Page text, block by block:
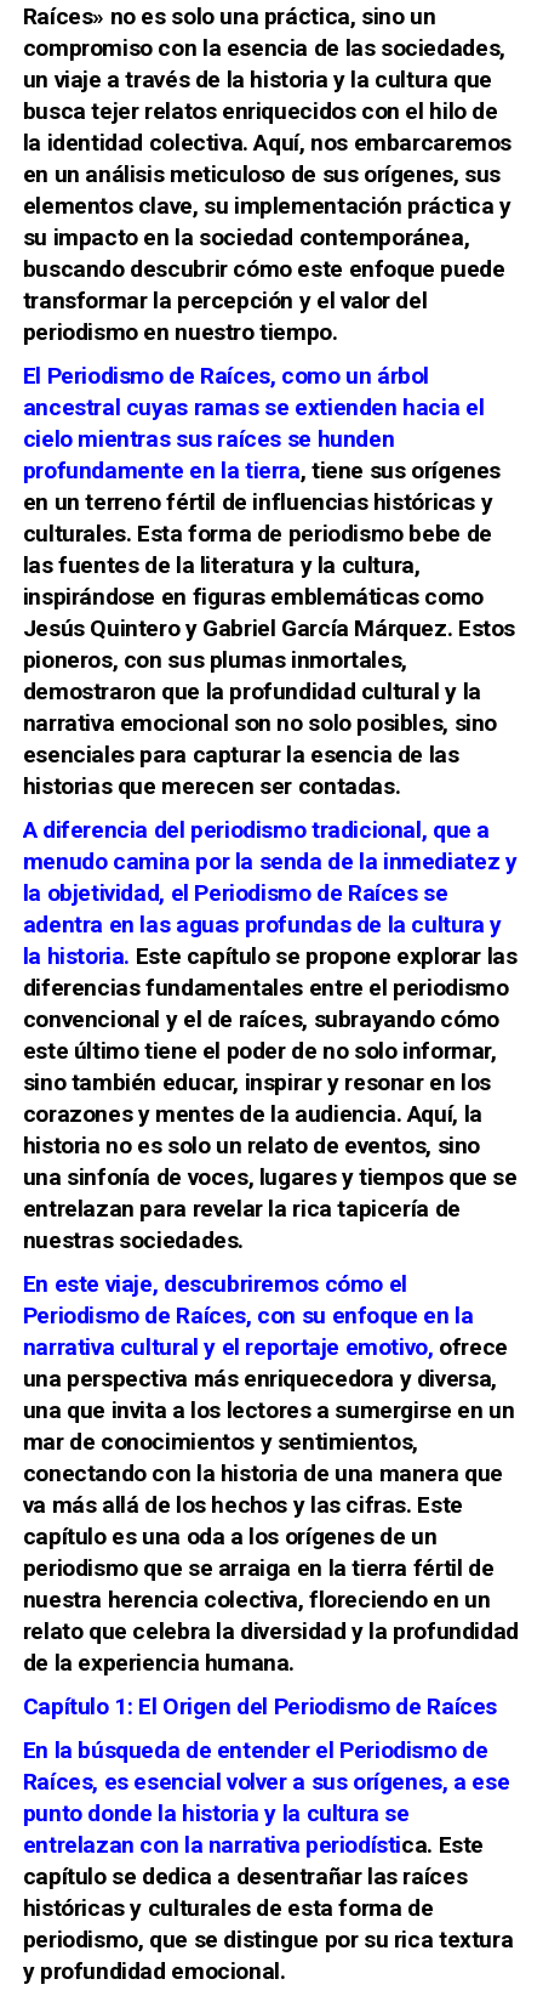
Raíces» no es solo una práctica, sino un
compromiso con la esencia de las sociedades,
un viaje a través de la historia y la cultura que
busca tejer relatos enriquecidos con el hilo de
la identidad colectiva. Aquí, nos embarcaremos
en un análisis meticuloso de sus orígenes, sus
elementos clave, su implementación práctica y
su impacto en la sociedad contemporánea,
buscando descubrir cómo este enfoque puede
transformar la percepción y el valor del
periodismo en nuestro tiempo.
El Periodismo de Raíces, como un árbol
ancestral cuyas ramas se extienden hacia el
cielo mientras sus raíces se hunden
profundamente en la tierra, tiene sus orígenes
en un terreno fértil de influencias históricas y
culturales. Esta forma de periodismo bebe de
las fuentes de la literatura y la cultura,
inspirándose en figuras emblemáticas como
Jesús Quintero y Gabriel García Márquez. Estos
pioneros, con sus plumas inmortales,
demostraron que la profundidad cultural y la
narrativa emocional son no solo posibles, sino
esenciales para capturar la esencia de las
historias que merecen ser contadas.
A diferencia del periodismo tradicional, que a
menudo camina por la senda de la inmediatez y
la objetividad, el Periodismo de Raíces se
adentra en las aguas profundas de la cultura y
la historia. Este capítulo se propone explorar las
diferencias fundamentales entre el periodismo
convencional y el de raíces, subrayando cómo
este último tiene el poder de no solo informar,
sino también educar, inspirar y resonar en los
corazones y mentes de la audiencia. Aquí, la
historia no es solo un relato de eventos, sino
una sinfonía de voces, lugares y tiempos que se
entrelazan para revelar la rica tapicería de
nuestras sociedades.
En este viaje, descubriremos cómo el
Periodismo de Raíces, con su enfoque en la
narrativa cultural y el reportaje emotivo, ofrece
una perspectiva más enriquecedora y diversa,
una que invita a los lectores a sumergirse en un
mar de conocimientos y sentimientos,
conectando con la historia de una manera que
va más allá de los hechos y las cifras. Este
capítulo es una oda a los orígenes de un
periodismo que se arraiga en la tierra fértil de
nuestra herencia colectiva, floreciendo en un
relato que celebra la diversidad y la profundidad
de la experiencia humana.
Capítulo 1: El Origen del Periodismo de Raíces
En la búsqueda de entender el Periodismo de
Raíces, es esencial volver a sus orígenes, a ese
punto donde la historia y la cultura se
entrelazan con la narrativa periodística. Este
capítulo se dedica a desentrañar las raíces
históricas y culturales de esta forma de
periodismo, que se distingue por su rica textura
y profundidad emocional.